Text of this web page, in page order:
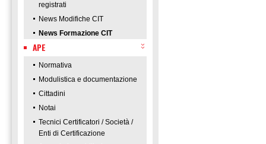
registrati
News Modifiche CIT
News Formazione CIT
APE
Normativa
Modulistica e documentazione
Cittadini
Notai
Tecnici Certificatori / Società /
Enti di Certificazione